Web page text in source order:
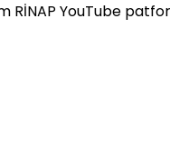
RİNAP YouTube